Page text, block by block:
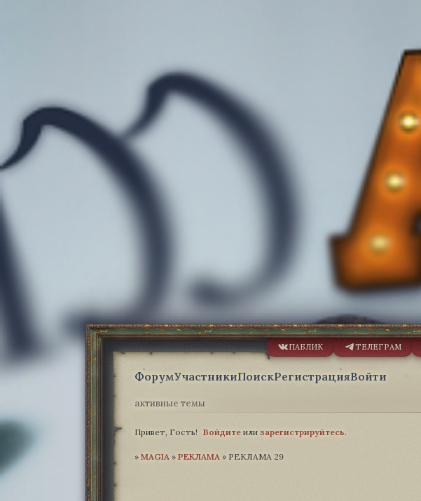
ФорумУчастникиПоискРегистрацияВойти
активные темы
ПАБЛИК ТЕЛЕГРАМ
Привет, Гость! Войдите или зарегистрируйтесь.
» MAGIA­ » РЕКЛАМА » РЕКЛАМА 29